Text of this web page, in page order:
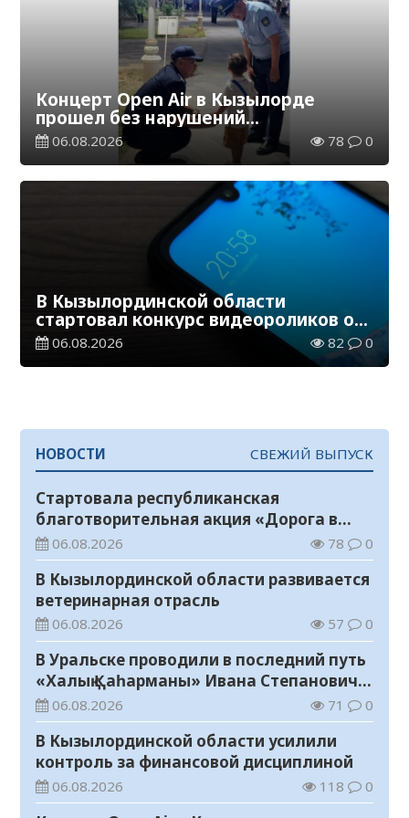
Концерт Open Air в Кызылорде
прошел без нарушений
общественного порядка
06.08.2026 78 0
В Кызылординской области
стартовал конкурс видеороликов о
семейных ценностях и Конституции
06.08.2026 82 0
НОВОСТИ СВЕЖИЙ ВЫПУСК
Стартовала республиканская
благотворительная акция «Дорога в
школу»
06.08.2026 78 0
В Кызылординской области развивается
ветеринарная отрасль
06.08.2026 57 0
В Уральске проводили в последний путь
«Халық Қаһарманы» Ивана Степановича
Гапича
06.08.2026 71 0
В Кызылординской области усилили
контроль за финансовой дисциплиной
06.08.2026 118 0